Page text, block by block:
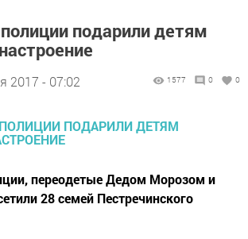
подарили детям
2017 - 07:02 1577 0 0
переодетые Дедом Морозом и
28 семей Пестречинского